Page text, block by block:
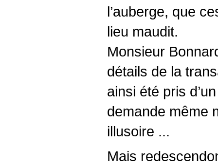
l’auberge, que
lieu maudit.
Monsieur
détails de la
ainsi été pris
demande même
illusoire ...
Mais